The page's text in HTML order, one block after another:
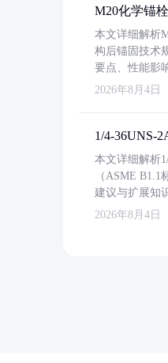
M20化学锚
本文详细解析
构后锚固技术
要点、性能影
2026年8月4日
1/4-36UNS-
本文详细解析
（ASME
建议与扩展知
2026年8月4日